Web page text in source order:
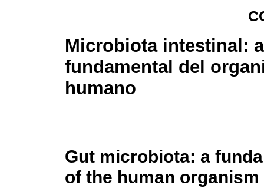
Microbiota intestinal:
fundamental del
humano
Gut microbiota: a
of the human organism